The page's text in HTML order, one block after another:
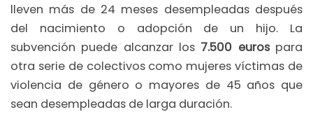
lleven más de 24 meses desempleadas después
del nacimiento o adopción de un hijo. La
subvención puede alcanzar los 7.500 eurospara
otra serie de colectivos como mujeres víctimas de
violencia de género o mayores de 45 años que
sean desempleadas de larga duración.